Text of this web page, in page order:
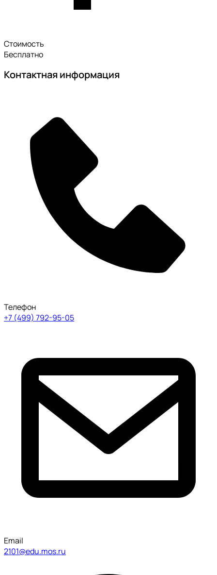
Стоимость
Бесплатно
Контактная информация
Телефон
+7 (499) 792-95-05
Email
2101@edu.mos.ru